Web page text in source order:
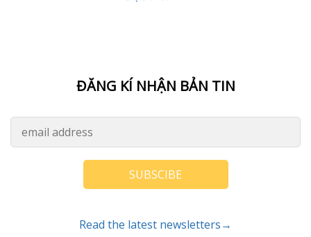
ĐĂNG KÍ NHẬN BẢN TIN
SUBSCIBE
Read the latest newsletters→